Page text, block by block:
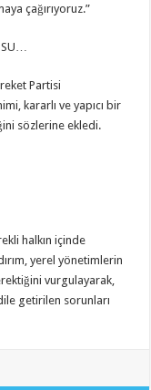
çağırıyoruz.”
Partisi
kararlı ve yapıcı bir
sözlerine ekledi.
halkın içinde
yerel yönetimlerin
vurgulayarak,
getirilen sorunları